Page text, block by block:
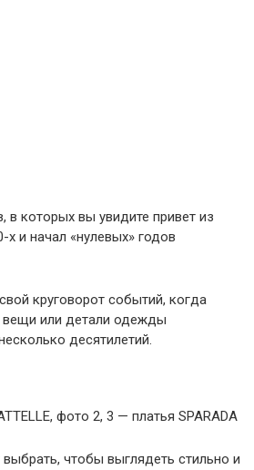
в которых вы увидите привет из
и начал «нулевых» годов
круговорот событий, когда
вещи или детали одежды
десятилетий.
фото 2, 3 — платья SPARADA
чтобы выглядеть стильно и